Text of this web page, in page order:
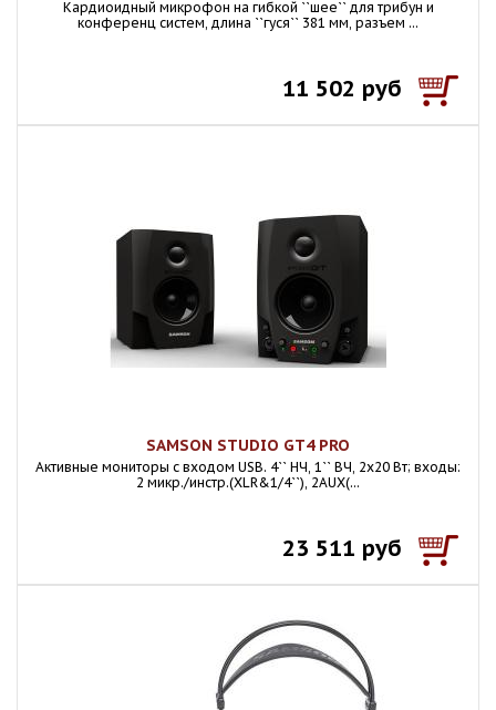
Кардиоидный микрофон на гибкой ``шее`` для трибун и
конференц систем, длина ``гуся`` 381 мм, разъем ...
11 502 руб
SAMSON STUDIO GT4 PRO
Активные мониторы с входом USB. 4`` НЧ, 1`` ВЧ, 2х20 Вт; входы:
2 микр./инстр.(XLR&1/4``), 2AUX(...
23 511 руб